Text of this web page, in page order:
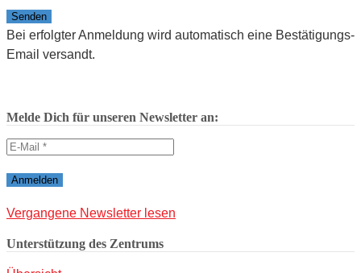
Bitte lasse dieses Feld leer.
Bei erfolgter Anmeldung wird automatisch eine Bestätigungs-
Email versandt.
Melde Dich für unseren Newsletter an:
Vergangene Newsletter lesen
Unterstützung des Zentrums